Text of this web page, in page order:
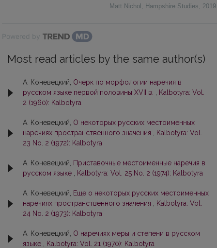
Matt Nichol , Hampshire Studies, 2019
Powered by
Most read articles by the same author(s)
А. Коневецкий, Очерк по морфологии наречия в
русском языке первой половины XVII в.
Kalbotyra: Vol.
2 (1960): Kalbotyra
А. Коневецкий, О некоторых русских местоименных
наречиях пространственного значения
Kalbotyra: Vol.
23 No. 2 (1972): Kalbotyra
А. Коневецкий,
Приставочные местоименные наречия в
русском языке
Kalbotyra: Vol. 25 No. 2 (1974): Kalbotyra
А. Коневецкий,
Еще о некоторых русских местоименных
наречиях пространственного значения
Kalbotyra: Vol.
24 No. 2 (1973): Kalbotyra
А. Коневецкий, О наречиях меры и степени в русском
языке
Kalbotyra: Vol. 21 (1970): Kalbotyra